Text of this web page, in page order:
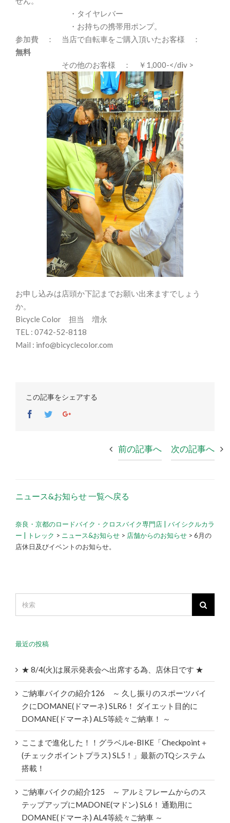
・タイヤレバー
・お持ちの携帯用ポンプ。
参加費 ： 当店で自転車をご購入頂いたお客様 ：
無料
その他のお客様 ： ￥1,000-</div >
お申し込みは店頭か下記までお願い出来ますでしょう
か。
Bicycle Color 担当 増永
TEL : 0742-52-8118
Mail : info@bicyclecolor.com
この記事をシェアする
Facebook
TwitterGoogle+
前の記事へ 次の記事へ
ニュース&お知らせ 一覧へ戻る
奈良・京都のロードバイク・クロスバイク専門店 | バイシクルカラ
ー | トレック > ニュース&お知らせ > 店舗からのお知らせ > 6月の
店休日及びイベントのお知らせ。
最近の投稿
★ 8/4(火)は展示発表会へ出席する為、店休日です ★
ご納車バイクの紹介126 ～ 久し振りのスポーツバイ
クにDOMANE(ドマーネ) SLR6！ ダイエット目的に
DOMANE(ドマーネ) AL5等続々ご納車！ ～
ここまで進化した！！グラベルe-BIKE「Checkpoint＋
(チェックポイントプラス) SL5！」最新のTQシステム
搭載！
ご納車バイクの紹介125 ～ アルミフレームからのス
テップアップにMADONE(マドン) SL6！ 通勤用に
DOMANE(ドマーネ) AL4等続々ご納車 ～